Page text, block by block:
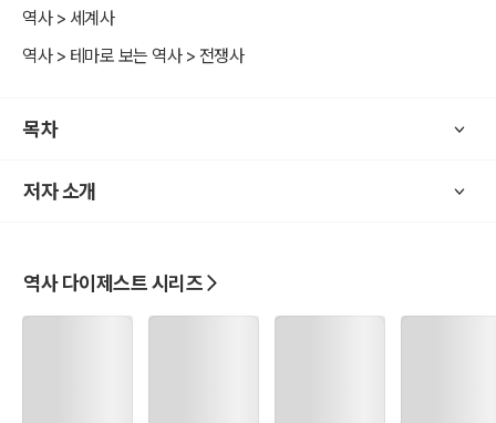
이나 충돌의 관계에서 분쟁이나 전쟁을 일으키게 된다. 또한 적대관계
의 여러 양상을 분석해 보면 군사적 침략, 반격, 공격수단에 의한 간섭,
방위, 억제적 방어, 세력경합, 비침략적 적대, 유화(宥和), 항복·점령·합
가(群)외의 제3국(群)이 취할 수 있는 행동유형은 전쟁(분쟁) 회피 또
맹, 교전국 쌍방에 대한 지원·조정·중재 및 기타의 주선·엄정중립·무교
역사 > 세계사
역사 > 테마로 보는 역사 > 전쟁사
목차
저자 소개
역사 다이제스트 시리즈